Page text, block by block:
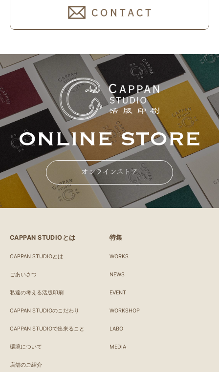
オンラインストア
CAPPAN STUDIOとは
CAPPAN STUDIOとは
ごあいさつ
私達の考える活版印刷
CAPPAN STUDIOのこだわり
CAPPAN STUDIOで出来ること
環境について
店舗のご紹介
特集
WORKS
NEWS
EVENT
WORKSHOP
LABO
MEDIA